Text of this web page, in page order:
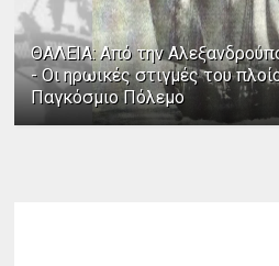
ΘΑΛΕΙΑ: Από την
- Οι ηρωικές στιγμές του
Παγκόσμιο Πόλεμο